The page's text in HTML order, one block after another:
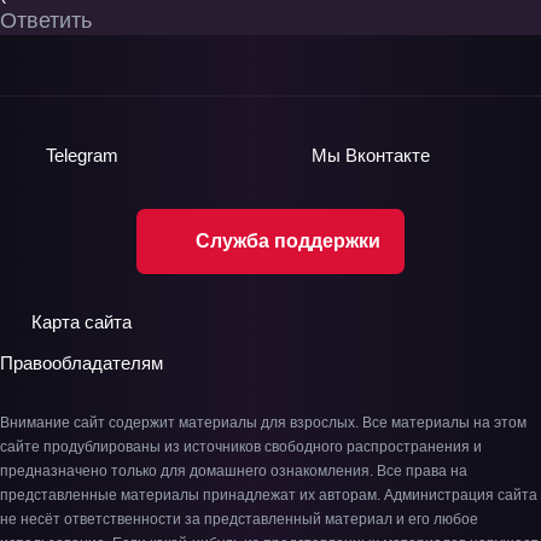
Ответить
Служба поддержки
Telegram Мы Вконтакте
Карта сайта
Правообладателям
Внимание сайт содержит материалы для взрослых. Все материалы на этом
сайте продублированы из источников свободного распространения и
предназначено только для домашнего ознакомления. Все права на
представленные материалы принадлежат их авторам. Администрация сайта
не несёт ответственности за представленный материал и его любое